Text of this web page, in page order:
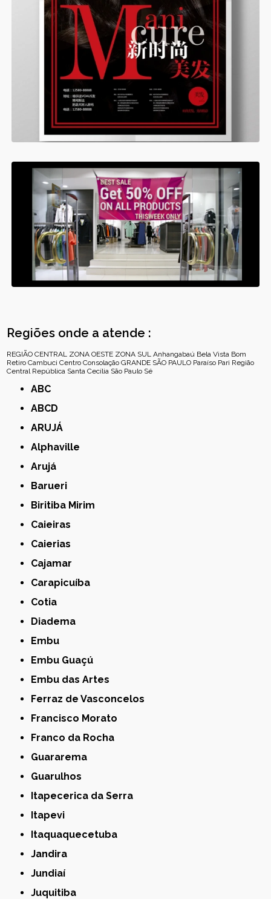
Regiões onde a atende :
REGIÃO CENTRAL ZONA OESTE ZONA SUL Anhangabaú Bela Vista Bom
Retiro Cambuci Centro Consolação GRANDE SÃO PAULO Paraíso Pari Região
Central República Santa Cecília São Paulo Sé
ABC
ABCD
ARUJÁ
Alphaville
Arujá
Barueri
Biritiba Mirim
Caieiras
Caierias
Cajamar
Carapicuíba
Cotia
Diadema
Embu
Embu Guaçú
Embu das Artes
Ferraz de Vasconcelos
Francisco Morato
Franco da Rocha
Guararema
Guarulhos
Itapecerica da Serra
Itapevi
Itaquaquecetuba
Jandira
Jundiaí
Juquitiba